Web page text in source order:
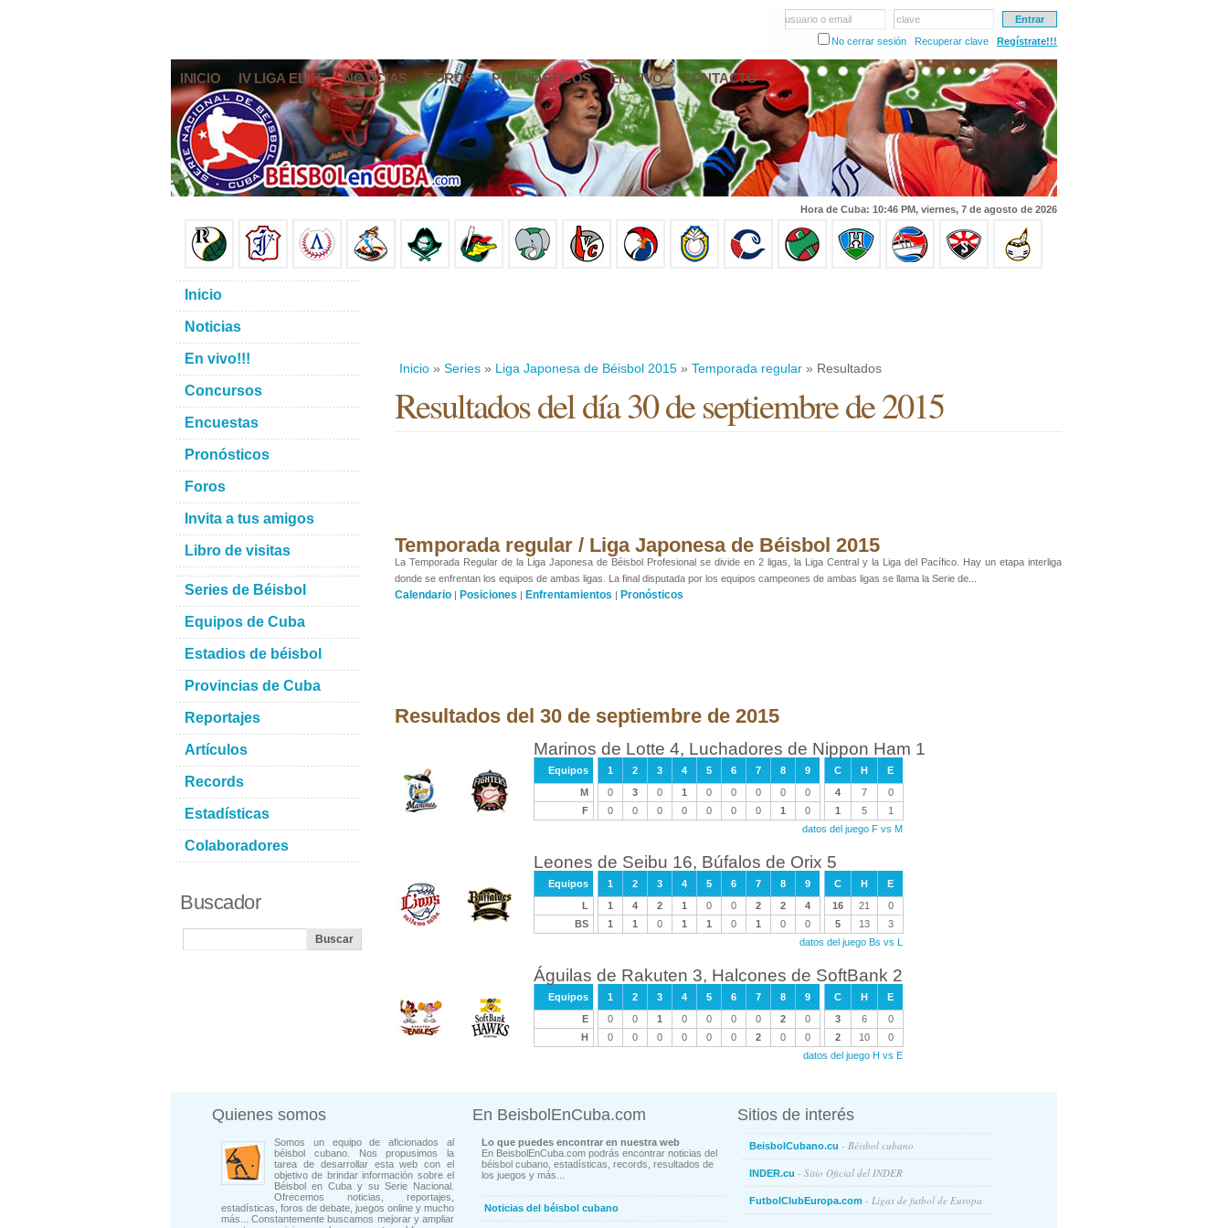
usuario o email
clave
No cerrar sesión
Recuperar clave Regístrate!!!
INICIO IV LIGA ELITE NOTICIAS FOROS PRONÓSTICOS EN VIVO CONTACTO
Hora de Cuba: 10:46 PM, viernes, 7 de agosto de 2026
Inicio » Series » Liga Japonesa de Béisbol 2015 » Temporada regular » Resultados
Resultados del día 30 de septiembre de 2015
Temporada regular / Liga Japonesa de Béisbol 2015
La Temporada Regular de la Liga Japonesa de Béisbol Profesional se divide en 2 ligas, la Liga Central y la Liga del Pacífico. Hay un etapa interliga
donde se enfrentan los equipos de ambas ligas. La final disputada por los equipos campeones de ambas ligas se llama la Serie de...
Calendario | Posiciones | Enfrentamientos | Pronósticos
Resultados del 30 de septiembre de 2015
Marinos de Lotte 4, Luchadores de Nippon Ham 1
Equipos 1 2 3 4 5 6 7 8 9 C H
E
M
0 3 0 1 0 0 0 0 0 4 7
0
F
0 0 0 0 0 0 0 1 0 1 5
1
datos del juego F vs M
Leones de Seibu 16, Búfalos de Orix 5
Equipos 1 2 3 4 5 6 7 8 9 C H
E
L
1 4 2 1 0 0 2 2 4 16 21
0
BS
1 1 0 1 1 0 1 0 0 5 13
3
datos del juego Bs vs L
Águilas de Rakuten 3, Halcones de SoftBank 2
Equipos 1 2 3 4 5 6 7 8 9 C H
E
E
0 0 1 0 0 0 0 2 0 3 6
0
H
0 0 0 0 0 0 2 0 0 2 10
0
datos del juego H vs E
Inicio
Noticias
En vivo!!!
Concursos
Encuestas
Pronósticos
Foros
Invita a tus amigos
Libro de visitas
Series de Béisbol
Equipos de Cuba
Estadios de béisbol
Provincias de Cuba
Reportajes
Artículos
Records
Estadísticas
Colaboradores
Buscador
Quienes somos
Somos un equipo de aficionados al
béisbol cubano. Nos propusimos la
tarea de desarrollar esta web con el
objetivo de brindar información sobre el
Béisbol en Cuba y su Serie Nacional.
Ofrecemos noticias, reportajes,
estadísticas, foros de debate, juegos online y mucho
más... Constantemente buscamos mejorar y ampliar
En BeisbolEnCuba.com
Lo que puedes encontrar en nuestra web
En BeisbolEnCuba.com podrás encontrar noticias del
béisbol cubano, estadísticas, records, resultados de
los juegos y más...
Noticias del béisbol cubano
Sitios de interés
BeisbolCubano.cu - Béisbol cubano
INDER.cu - Sitio Oficial del INDER
FutbolClubEuropa.com - Ligas de futbol de Europa